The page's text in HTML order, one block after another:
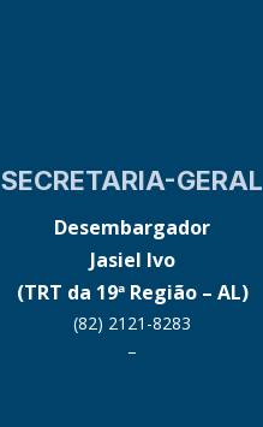
SECRETARIA-GERAL
Desembargador
Jasiel Ivo
(TRT da 19ª Região – AL)
(82) 2121-8283
–